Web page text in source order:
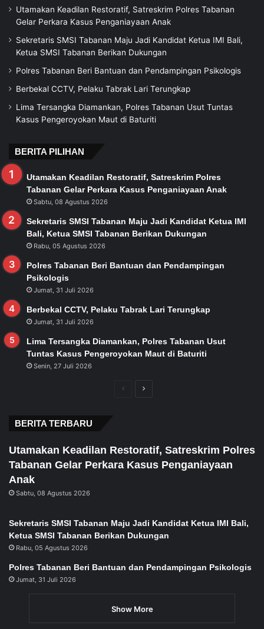
Utamakan Keadilan Restoratif, Satreskrim Polres Tabanan
Gelar Perkara Kasus Penganiayaan Anak
Sekretaris SMSI Tabanan Maju Jadi Kandidat Ketua IMI Bali,
Ketua SMSI Tabanan Berikan Dukungan
Polres Tabanan Beri Bantuan dan Pendampingan Psikologis
Berbekal CCTV, Pelaku Tabrak Lari Terungkap
Lima Tersangka Diamankan, Polres Tabanan Usut Tuntas
Kasus Pengeroyokan Maut di Baturiti
BERITA PILIHAN
Utamakan Keadilan Restoratif, Satreskrim Polres
Tabanan Gelar Perkara Kasus Penganiayaan Anak
Sabtu, 08 Agustus 2026
Sekretaris SMSI Tabanan Maju Jadi Kandidat Ketua IMI
Bali, Ketua SMSI Tabanan Berikan Dukungan
Rabu, 05 Agustus 2026
Polres Tabanan Beri Bantuan dan Pendampingan
Psikologis
Jumat, 31 Juli 2026
Berbekal CCTV, Pelaku Tabrak Lari Terungkap
Jumat, 31 Juli 2026
Lima Tersangka Diamankan, Polres Tabanan Usut
Tuntas Kasus Pengeroyokan Maut di Baturiti
Senin, 27 Juli 2026
PreviousNext
BERITA TERBARU
Utamakan Keadilan Restoratif, Satreskrim Polres
Tabanan Gelar Perkara Kasus Penganiayaan
Anak
Sabtu, 08 Agustus 2026
Sekretaris SMSI Tabanan Maju Jadi Kandidat Ketua IMI Bali,
Ketua SMSI Tabanan Berikan Dukungan
Rabu, 05 Agustus 2026
Polres Tabanan Beri Bantuan dan Pendampingan Psikologis
Jumat, 31 Juli 2026
Show More